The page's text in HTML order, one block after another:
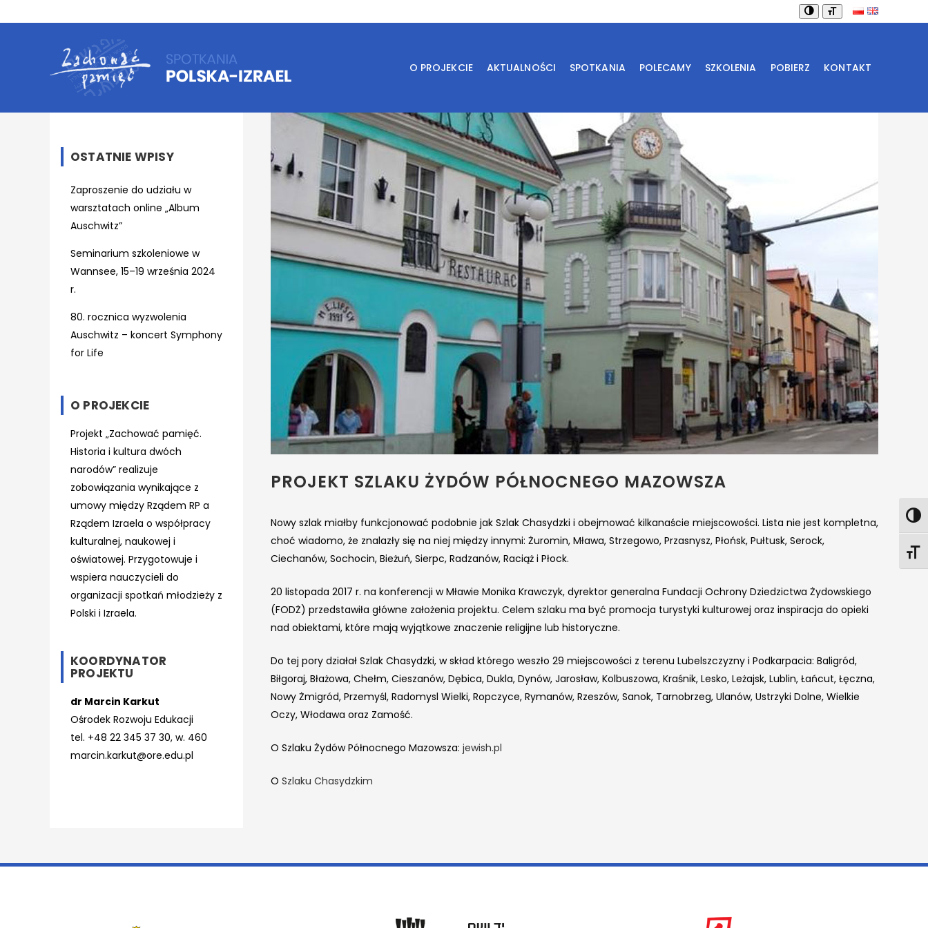
O PROJEKCIE AKTUALNOŚCI SPOTKANIA POLECAMY SZKOLENIA POBIERZ KONTAKT
OSTATNIE WPISY
Zaproszenie do udziału w
warsztatach online „Album
Auschwitz”
Seminarium szkoleniowe w
Wannsee, 15–19 września 2024
r.
80. rocznica wyzwolenia
Auschwitz – koncert Symphony
for Life
O PROJEKCIE
Projekt „Zachować pamięć.
Historia i kultura dwóch
narodów” realizuje
zobowiązania wynikające z
umowy między Rządem RP a
Rządem Izraela o współpracy
kulturalnej, naukowej i
oświatowej. Przygotowuje i
wspiera nauczycieli do
organizacji spotkań młodzieży z
Polski i Izraela.
KOORDYNATOR
PROJEKTU
dr Marcin Karkut
Ośrodek Rozwoju Edukacji
tel. +48 22 345 37 30, w. 460
marcin.karkut@ore.edu.pl
PROJEKT SZLAKU ŻYDÓW PÓŁNOCNEGO MAZOWSZA
Nowy szlak miałby funkcjonować podobnie jak Szlak Chasydzki i obejmować kilkanaście miejscowości. Lista nie jest kompletna,
choć wiadomo, że znalazły się na niej między innymi: Żuromin, Mława, Strzegowo, Przasnysz, Płońsk, Pułtusk, Serock,
Ciechanów, Sochocin, Bieżuń, Sierpc, Radzanów, Raciąż i Płock.
20 listopada 2017 r. na konferencji w Mławie Monika Krawczyk, dyrektor generalna Fundacji Ochrony Dziedzictwa Żydowskiego
(FODŻ) przedstawiła główne założenia projektu. Celem szlaku ma być promocja turystyki kulturowej oraz inspiracja do opieki
nad obiektami, które mają wyjątkowe znaczenie religijne lub historyczne.
Do tej pory działał Szlak Chasydzki, w skład którego weszło 29 miejscowości z terenu Lubelszczyzny i Podkarpacia: Baligród,
Biłgoraj, Błażowa, Chełm, Cieszanów, Dębica, Dukla, Dynów, Jarosław, Kolbuszowa, Kraśnik, Lesko, Leżajsk, Lublin, Łańcut, Łęczna,
Nowy Żmigród, Przemyśl, Radomysl Wielki, Ropczyce, Rymanów, Rzeszów, Sanok, Tarnobrzeg, Ulanów, Ustrzyki Dolne, Wielkie
Oczy, Włodawa oraz Zamość.
O Szlaku Żydów Północnego Mazowsza: jewish.pl
O Szlaku Chasydzkim